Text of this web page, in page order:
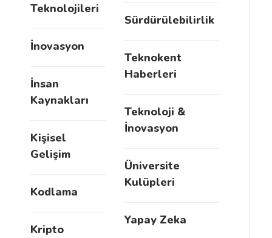
Teknolojileri
İnovasyon
İnsan
Kaynakları
Kişisel
Gelişim
Kodlama
Kripto
Sürdürülebilirlik
Teknokent
Haberleri
Teknoloji &
İnovasyon
Üniversite
Kulüpleri
Yapay Zeka